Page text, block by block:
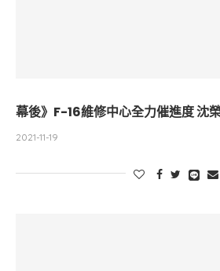
幕後》F-16維修中心全力催進度 沈
2021-11-19